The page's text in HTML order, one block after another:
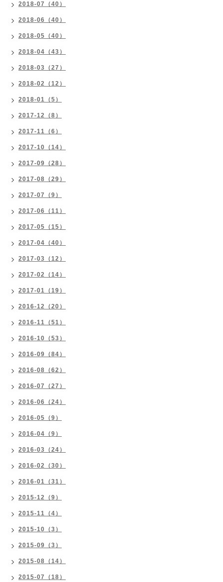
2018-07（40）
2018-06（40）
2018-05（40）
2018-04（43）
2018-03（27）
2018-02（12）
2018-01（5）
2017-12（8）
2017-11（6）
2017-10（14）
2017-09（28）
2017-08（29）
2017-07（9）
2017-06（11）
2017-05（15）
2017-04（40）
2017-03（12）
2017-02（14）
2017-01（19）
2016-12（20）
2016-11（51）
2016-10（53）
2016-09（84）
2016-08（62）
2016-07（27）
2016-06（24）
2016-05（9）
2016-04（9）
2016-03（24）
2016-02（30）
2016-01（31）
2015-12（9）
2015-11（4）
2015-10（3）
2015-09（3）
2015-08（14）
2015-07（18）